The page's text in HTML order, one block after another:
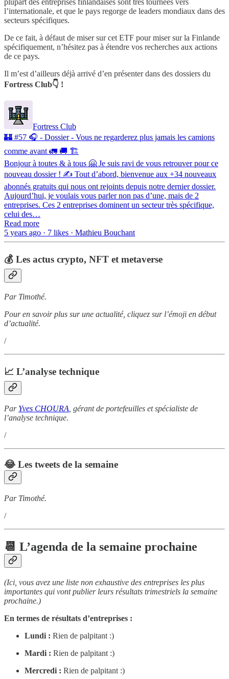
plupart des entreprises finlandaises sont très tournées vers
l’internationale, et que le pays regorge de leaders mondiaux dans des
secteurs spécifiques.
De ce fait, à défaut de miser sur cet ETF pour miser sur la Finlande
spécifiquement, n’hésitez pas à étendre vos recherches aux actions
de ce pays.
Il m’est d’ailleurs déjà arrivé d’en présenter dans des dossiers du
Fortress Club👇 !
Fortress Club
🏰 #57 🎧 - Dossier - Vous ne regarderez plus jamais les camions
comme avant 🚛 🚚 🏗
Bonjour à toutes & à tous 🤗 Je suis ravi de vous retrouver pour ce
nouveau dossier ! ✍️ Tout d’abord, bienvenue aux +34 nouveaux
abonnés gratuits qui nous ont rejoints depuis notre dernier dossier.
Aujourd’hui, je voulais vous parler non pas d’une, mais de 2
entreprises. Ces 2 entreprises dominent un secteur très spécifique,
celui des…
Read more
5 years ago · 7 likes · Mathieu Bouchant
💰 Les actus crypto, NFT et metaverse
Par Timothé.
Pour en savoir plus sur une actualité, cliquez sur l’émoji en début
d’actualité.
/
📈 L’analyse technique
Par Yves CHOURA , gérant de portefeuilles et spécialiste de
l’analyse technique.
/
😂 Les tweets de la semaine
Par Timothé.
/
📆 L’agenda de la semaine prochaine
(Ici, vous avez une liste non exhaustive des entreprises les plus
importantes qui vont publier leurs résultats trimestriels la semaine
prochaine.)
En termes de résultats d’entreprises :
Lundi : Rien de palpitant :)
Mardi : Rien de palpitant :)
Mercredi : Rien de palpitant :)